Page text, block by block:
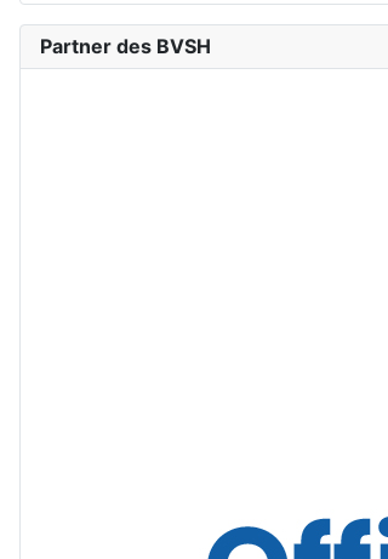
Partner des BVSH